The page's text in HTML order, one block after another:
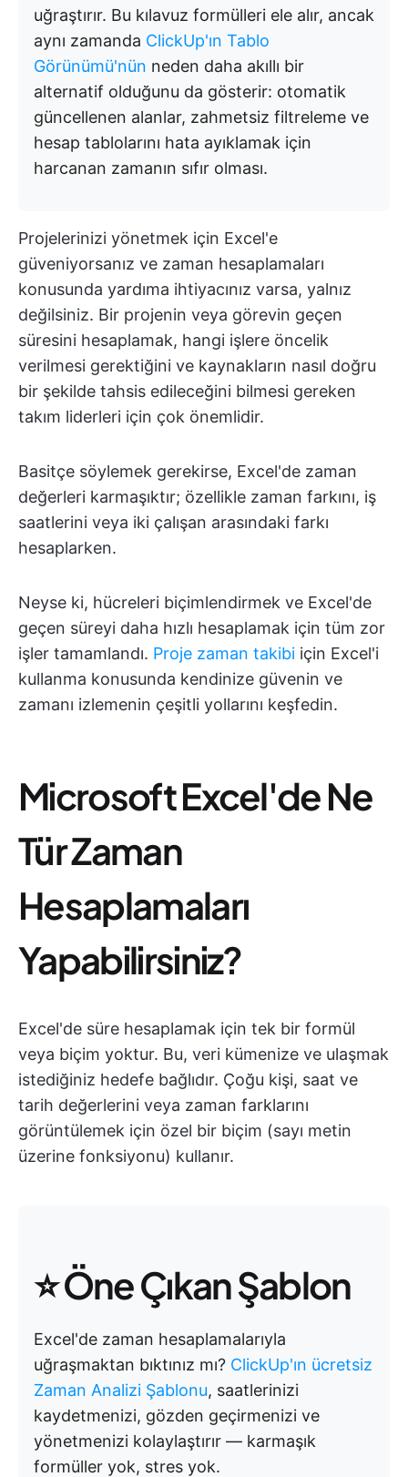
uğraştırır. Bu kılavuz formülleri ele alır, ancak
aynı zamanda ClickUp'ın Tablo
Görünümü'nün neden daha akıllı bir
alternatif olduğunu da gösterir: otomatik
güncellenen alanlar, zahmetsiz filtreleme ve
hesap tablolarını hata ayıklamak için
harcanan zamanın sıfır olması.
Projelerinizi yönetmek için Excel'e
güveniyorsanız ve zaman hesaplamaları
konusunda yardıma ihtiyacınız varsa, yalnız
değilsiniz. Bir projenin veya görevin geçen
süresini hesaplamak, hangi işlere öncelik
verilmesi gerektiğini ve kaynakların nasıl doğru
bir şekilde tahsis edileceğini bilmesi gereken
takım liderleri için çok önemlidir.
Basitçe söylemek gerekirse, Excel'de zaman
değerleri karmaşıktır; özellikle zaman farkını, iş
saatlerini veya iki çalışan arasındaki farkı
hesaplarken.
Neyse ki, hücreleri biçimlendirmek ve Excel'de
geçen süreyi daha hızlı hesaplamak için tüm zor
işler tamamlandı. Proje zaman takibi için Excel'i
kullanma konusunda kendinize güvenin ve
zamanı izlemenin çeşitli yollarını keşfedin.
Microsoft Excel'de Ne
Tür Zaman
Hesaplamaları
Yapabilirsiniz?
Excel'de süre hesaplamak için tek bir formül
veya biçim yoktur. Bu, veri kümenize ve ulaşmak
istediğiniz hedefe bağlıdır. Çoğu kişi, saat ve
tarih değerlerini veya zaman farklarını
görüntülemek için özel bir biçim (sayı metin
üzerine fonksiyonu) kullanır.
⭐ Öne Çıkan Şablon
Excel'de zaman hesaplamalarıyla
uğraşmaktan bıktınız mı? ClickUp'ın ücretsiz
Zaman Analizi Şablonu, saatlerinizi
kaydetmenizi, gözden geçirmenizi ve
yönetmenizi kolaylaştırır — karmaşık
formüller yok, stres yok.